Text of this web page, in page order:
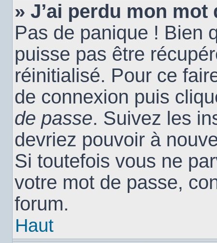
» J’ai perdu mon mot
Pas de panique ! Bien
puisse pas être
réinitialisé. Pour ce
de connexion puis
de passe. Suivez les
devriez pouvoir à
Si toutefois vous ne
votre mot de passe,
forum.
Haut